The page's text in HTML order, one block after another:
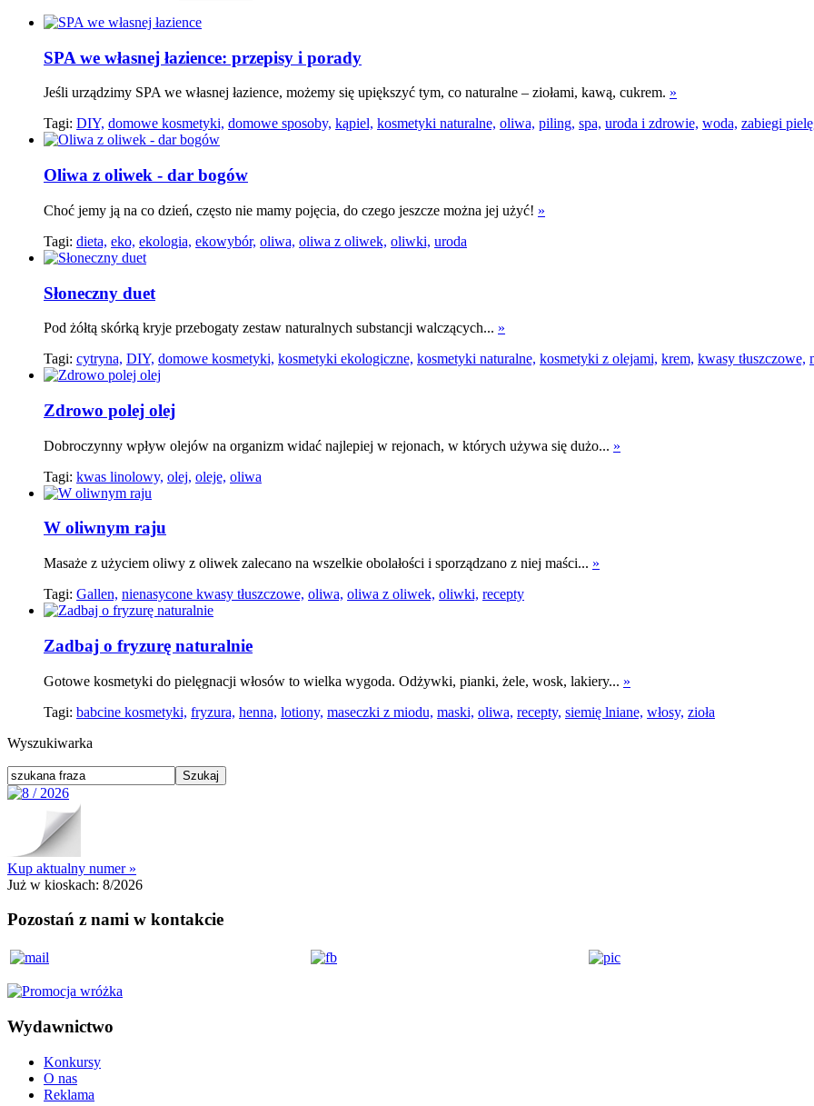
SPA we własnej łazience: przepisy i porady
Jeśli urządzimy SPA we własnej łazience, możemy się upiększyć tym, co naturalne – ziołami, kawą, cukrem. »
Tagi: DIY, domowe kosmetyki, domowe sposoby, kąpiel, kosmetyki naturalne, oliwa, piling, spa, uroda i zdrowie, woda, zabiegi
Oliwa z oliwek - dar bogów
Choć jemy ją na co dzień, często nie mamy pojęcia, do czego jeszcze można jej użyć! »
Tagi: dieta, eko, ekologia, ekowybór, oliwa, oliwa z oliwek, oliwki, uroda
Słoneczny duet
Pod żółtą skórką kryje przebogaty zestaw naturalnych substancji walczących... »
Tagi: cytryna, DIY, domowe kosmetyki, kosmetyki ekologiczne, kosmetyki naturalne, kosmetyki z olejami, krem, kwasy tłuszczowe,
Zdrowo polej olej
Dobroczynny wpływ olejów na organizm widać najlepiej w rejonach, w których używa się dużo... »
Tagi: kwas linolowy, olej, oleje, oliwa
W oliwnym raju
Masaże z użyciem oliwy z oliwek zalecano na wszelkie obolałości i sporządzano z niej maści... »
Tagi: Gallen, nienasycone kwasy tłuszczowe, oliwa, oliwa z oliwek, oliwki, recepty
Zadbaj o fryzurę naturalnie
Gotowe kosmetyki do pielęgnacji włosów to wielka wygoda. Odżywki, pianki, żele, wosk, lakiery... »
Tagi: babcine kosmetyki, fryzura, henna, lotiony, maseczki z miodu, maski, oliwa, recepty, siemię lniane, włosy, zioła
Wyszukiwarka
Kup aktualny numer »
Już w kioskach: 8/2026
Pozostań z nami w kontakcie
Wydawnictwo
Konkursy
O nas
Reklama